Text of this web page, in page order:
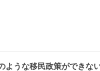
ような移民政策ができな